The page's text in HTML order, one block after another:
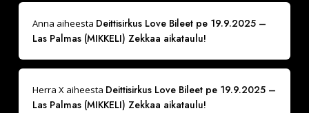
Anna aiheesta Deittisirkus Love Bileet pe 19.9.2025 –
Las Palmas (MIKKELI) Zekkaa aikataulu!
Herra Xaiheesta Deittisirkus Love Bileet pe 19.9.2025 –
Las Palmas (MIKKELI) Zekkaa aikataulu!